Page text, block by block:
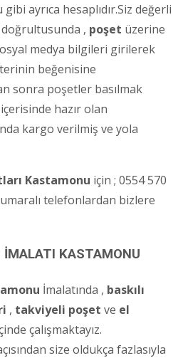
ayrıca hesaplıdır.Siz değerli
, poşet üzerine
medya bilgileri girilerek
beğenisine
sonra poşetler basılmak
hazır olan
kargo verilmiş ve yola
Kastamonu için ; 0554 570
telefonlardan bizlere
KASTAMONU
İmalatında , baskılı
, takviyeli poşet ve el
çalışmaktayız.
size oldukça fazlasıyla